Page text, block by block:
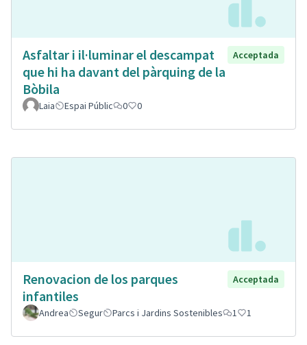
Asfaltar i il·luminar el descampat
que hi ha davant del pàrquing de la
Bòbila
Acceptada
Laia Espai Públic 0 0
Renovacion de los parques
infantiles
Acceptada
Andrea Segur Parcs i Jardins Sostenibles 1 1